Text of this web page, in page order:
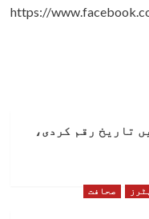
https://
تاریخ رقم کردی،
صحافت